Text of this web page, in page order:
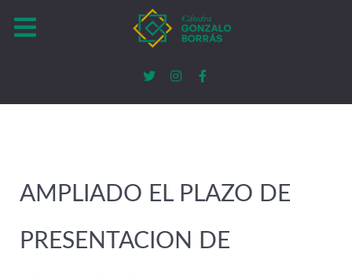
AMPLIADO EL PLAZO DE
PRESENTACION DE